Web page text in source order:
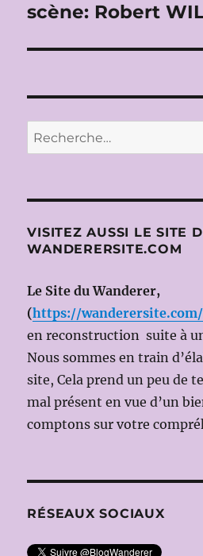
scène: Robert
Recherche
pour :
VISITEZ AUSSI LE SITE
WANDERERSITE.COM
Le Site du Wanderer,
(https://wanderersite.com/
en reconstruction suite à
Nous sommes en train
site, Cela prend un peu de
mal présent en vue d’un
comptons sur votre
RÉSEAUX SOCIAUX